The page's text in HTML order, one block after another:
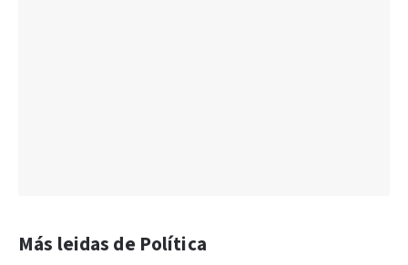
Más leidas de Política